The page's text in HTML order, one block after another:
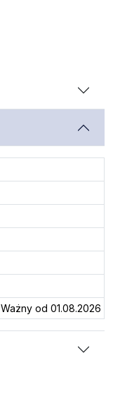
Ważny od 01.08.2026